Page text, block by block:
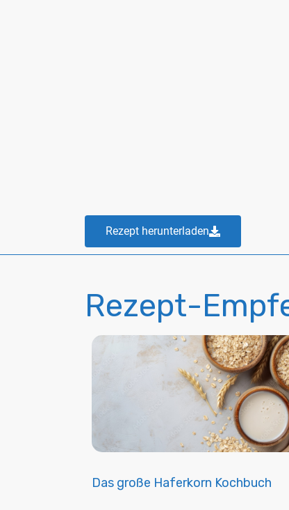
Rezept herunterladen
Rezept-
Das große Haferkorn Kochbuch